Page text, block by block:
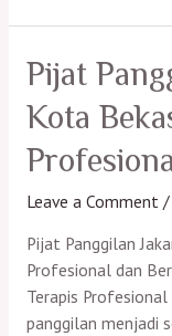
dan
di
Ngamprah
Terbaik
Terapis
Profesional
Bermanfaat
Pijat
Kota
Leave a Comment /
Pijat Panggilan
Profesional dan
Terapis
panggilan menjadi